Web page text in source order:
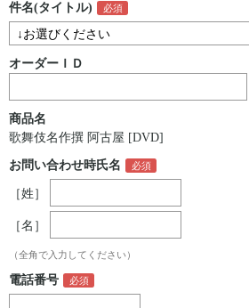
件名(タイトル)
オーダーＩＤ
商品名
歌舞伎名作撰 阿古屋 [DVD]
お問い合わせ時氏名
［姓］
［名］
（全角で入力してください）
電話番号